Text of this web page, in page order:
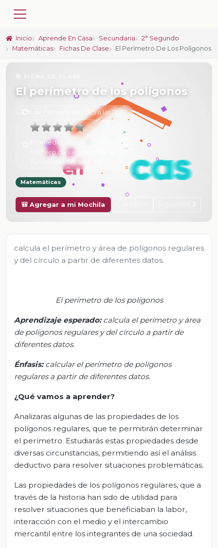
Inicio Aprende En Casa Secundaria
2° Segundo
Matemáticas
Fichas De Clase El Perímetro De Los Polígonos
El perímetro de los polígonos
6 de Febrero de 2025 a las 17:07
Promedio:
Número de valoraciones:
Tu calificación:Sin calificar
Matemáticas
🎒 Agregar a mi Mochila
calcula el perímetro y área de polígonos regulares
y del círculo a partir de diferentes datos.
El perímetro de los polígonos
Aprendizaje esperado:calcula el perímetro y área
de polígonosregulares y del círculo a partir de
diferentes datos.
Énfasis:calcular el perímetro de polígonos
regulares a partir de diferentesdatos.
¿Qué vamos a aprender?
Analizaras algunas de las propiedades de los
polígonos regulares, que te permitirán determinar
el perímetro. Estudiarás estas propiedades desde
diversas circunstancias, permitiendo así el análisis
deductivo para resolver situaciones problemáticas.
Las propiedades de los polígonos regulares, que a
través de la historia han sido de utilidad para
resolver situaciones que beneficiaban la labor,
interacción con el medio y el intercambio
mercantil entre los integrantes de una sociedad.